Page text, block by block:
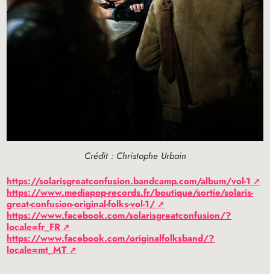
Crédit : Christophe Urbain
https://solarisgreatconfusion.bandcamp.com/album/vol-1
https://www.mediapop-records.fr/boutique/sortie/solaris-
great-confusion-original-folks-vol-1/
https://www.facebook.com/solarisgreatconfusion/?
locale=fr_FR
https://www.facebook.com/originalfolksband/?
locale=mt_MT